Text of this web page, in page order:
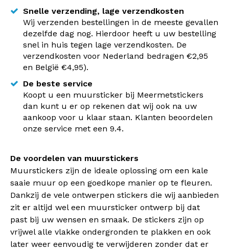
Snelle verzending, lage verzendkosten
Wij verzenden bestellingen in de meeste gevallen
dezelfde dag nog. Hierdoor heeft u uw bestelling
snel in huis tegen lage verzendkosten. De
verzendkosten voor Nederland bedragen €2,95
en België €4,95).
De beste service
Koopt u een muursticker bij Meermetstickers
dan kunt u er op rekenen dat wij ook na uw
aankoop voor u klaar staan. Klanten beoordelen
onze service met een 9.4.
De voordelen van muurstickers
Muurstickers zijn de ideale oplossing om een kale
saaie muur op een goedkope manier op te fleuren.
Dankzij de vele ontwerpen stickers die wij aanbieden
zit er altijd wel een muursticker ontwerp bij dat
past bij uw wensen en smaak. De stickers zijn op
vrijwel alle vlakke ondergronden te plakken en ook
later weer eenvoudig te verwijderen zonder dat er